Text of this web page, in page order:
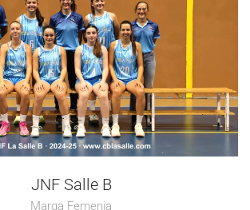
JNF Salle B
Marga Femenia